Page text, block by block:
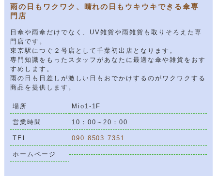
雨の日もワクワク、晴れの日もウキウキできる傘専
門店
日傘や雨傘だけでなく、UV雑貨や雨雑貨も取りそろえた専
門店です。
東京駅につぐ２号店として千葉初出店となります。
専門知識をもったスタッフがあなたに最適な傘や雑貨をおす
すめします。
雨の日も日差しが激しい日もおでかけするのがワクワクする
商品を提供します。
場所 Mio1-1F
営業時間 10：00～20：00
TEL 090₋8503₋7351
ホームページ